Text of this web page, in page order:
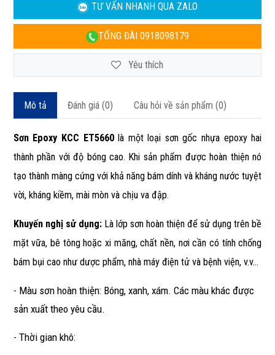
TƯ VẤN NHANHQUA ZALO
TỔNG ĐÀI 0918098179
Yêu thích
Mô tả Đánh giá (0) Câu hỏi về sản phẩm (0)
Sơn Epoxy KCC ET5660là một loại sơn gốc nhựa epoxy hai
thành phần với độ bóng cao. Khi sản phẩm được hoàn thiện nó
tạo thành màng cứng với khả năng bám dính và kháng nước tuyệt
vời, kháng kiềm, mài mòn và chịu va đập.
Khuyến nghị sử dụng:Là lớp sơn hoàn thiện để sử dụng trên bề
mặt vữa, bê tông hoặc xi măng, chất nền, nơi cần có tính chống
bám bụi cao như dược phẩm, nhà máy điện tử và bệnh viện, v.v...
- Màu sơn hoàn thiện: Bóng, xanh, xám. Các màu khác được
sản xuất theo yêu cầu.
- Thời gian khô: